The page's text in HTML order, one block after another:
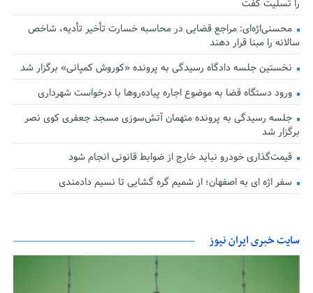
را تسلیت گفت
محسنی‌اژه‌ای: مراجع قضایی در محاسبه خسارت تأخیر تأدیه، شاخص
سالانه را مبنا قرار دهند
نخستین جلسه دادگاه رسیدگی به پرونده «کوروش کمپانی» برگزار شد
ورود دستگاه قضا به موضوع اجاره پیاده‌روها با درخواست شهرداری
جلسه رسیدگی به پرونده متهمان آتش‌سوزی مسجد جعفری کوی نصر
برگزار شد
قیمت‌گذاری خودرو نباید خارج از ضوابط قانونی انجام شود
سفر اژه ای به اصفهان؛ از شمیم گره گشایی تا نسیم دادمندی
سایت خبری ایران نیوز